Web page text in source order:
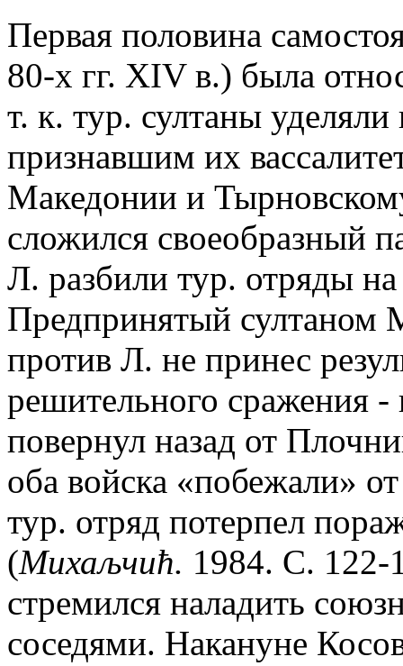
Первая половина
80-х гг. XIV в.) была
т. к. тур. султаны
признавшим их
Македонии и
сложился своеобразный
Л. разбили тур. отряды
Предпринятый султаном
против Л. не принес
решительного сражения -
повернул назад от
оба войска «побежали»
тур. отряд потерпел
(Михаљчић. 1984. С. 122-
стремился наладить
соседями. Накануне